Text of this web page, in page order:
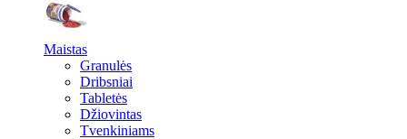
Maistas
Granulės
Dribsniai
Tabletės
Džiovintas
Tvenkiniams